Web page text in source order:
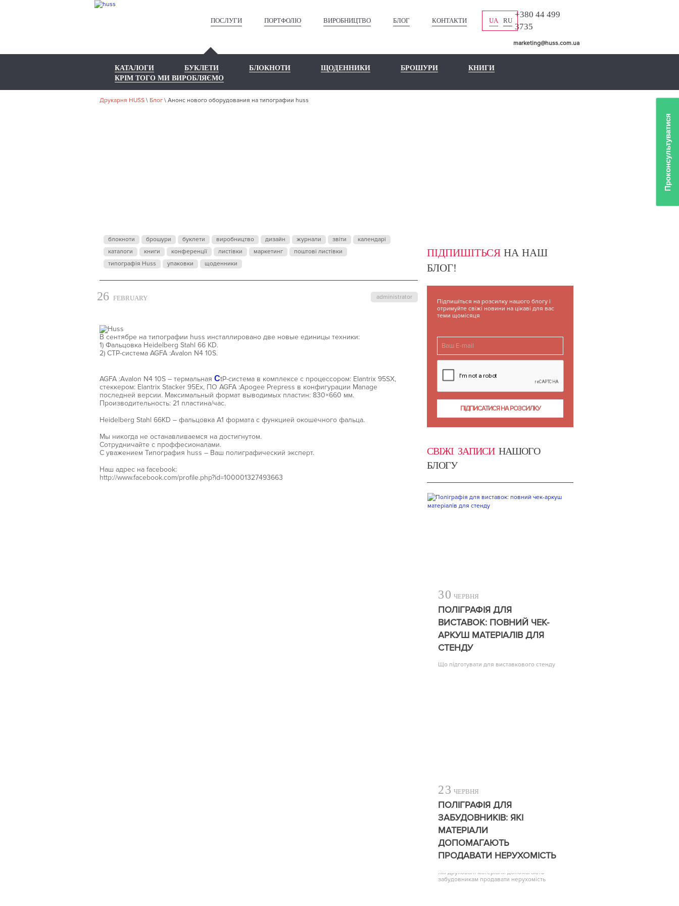
ПОСЛУГИ ПОРТФОЛІО ВИРОБНИЦТВО БЛОГ КОНТАКТИ UA RU
+380 44 499
3735
marketing@huss.com.ua
КАТАЛОГИ БУКЛЕТИ БЛОКНОТИ ЩОДЕННИКИ БРОШУРИ
КНИГИ
КРІМ ТОГО МИ ВИРОБЛЯЄМО
Друкарня HUSS \ Блог \ Анонс нового оборудования на типографии huss
ТИПОГРАФИИ HUSS
блокноти брошури буклети виробництво дизайн журнали звіти
календарі
каталоги
книги конференції листівки маркетинг
поштові листівки
типографія Huss
упаковки щоденники
administrator
26 FEBRUARY
В сентябре на типографии huss инсталлировано две новые единицы техники:
1) Фальцовка Heidelberg Stahl 66 KD.
2) CTP-система AGFA :Avalon N4 10S.
AGFA :Avalon N4 10S – термальная CtP-система в комплексе с процессором: Elantrix 95SX,
стеккером: Elantrix Stacker 95Ex, ПО AGFA :Apogee Prepress в конфигурации Manage
последней версии. Максимальный формат выводимых пластин: 830×660 мм.
Производительность: 21 пластина/час.
Heidelberg Stahl 66KD – фальцовка А1 формата с функцией окошечного фальца.
Мы никогда не останавливаемся на достигнутом.
Сотрудничайте с проффесионалами.
С уважением Типография huss – Ваш полиграфический эксперт.
Наш адрес на facebook:
http://www.facebook.com/profile.php?id=100001327493663
ПІДПИШІТЬСЯ НА НАШ
БЛОГ!
Підпишіться на розсилку нашого блогу і
отримуйте свіжі новини на цікаві для вас
теми щомісяця
СВІЖІ ЗАПИСИНАШОГО
БЛОГУ
30 ЧЕРВНЯ
ПОЛІГРАФІЯ ДЛЯ
ВИСТАВОК: ПОВНИЙ ЧЕК-
АРКУШ МАТЕРІАЛІВ ДЛЯ
СТЕНДУ
Що підготувати для виставкового стенду
23 ЧЕРВНЯ
ПОЛІГРАФІЯ ДЛЯ
ЗАБУДОВНИКІВ: ЯКІ
МАТЕРІАЛИ
ДОПОМАГАЮТЬ
ПРОДАВАТИ НЕРУХОМІСТЬ
Які друковані матеріали допомагають
забудовникам продавати нерухомість
Проконсультуватися